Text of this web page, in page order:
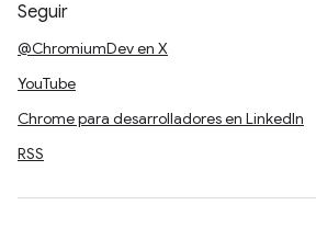
Seguir
@ChromiumDev en X
YouTube
Chrome para desarrolladores en LinkedIn
RSS